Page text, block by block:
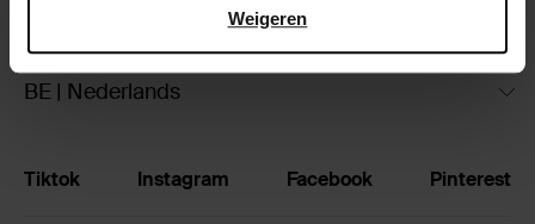
Weigeren
BE | Nederlands
Tiktok Instagram Facebook Pinterest